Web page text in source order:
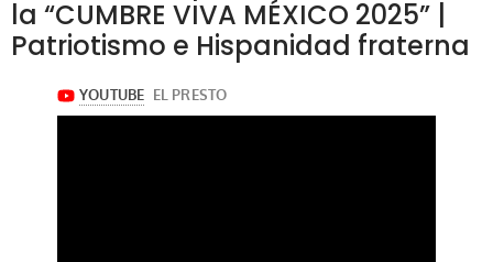
la “CUMBRE VIVA MÉXICO 2025” |
Patriotismo e Hispanidad fraterna